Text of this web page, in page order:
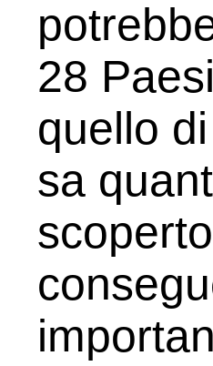
28
quello
sa